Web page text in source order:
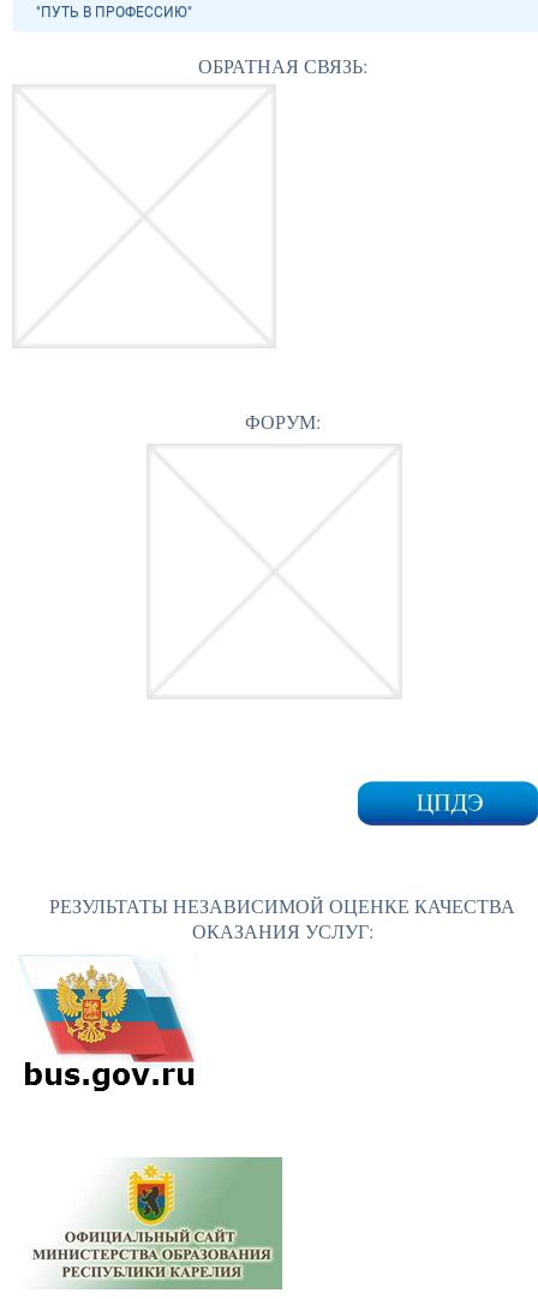
"ПУТЬ В ПРОФЕССИЮ"
ОБРАТНАЯ СВЯЗЬ:
ФОРУМ:
РЕЗУЛЬТАТЫ НЕЗАВИСИМОЙ ОЦЕНКЕ КАЧЕСТВА
ОКАЗАНИЯ УСЛУГ: